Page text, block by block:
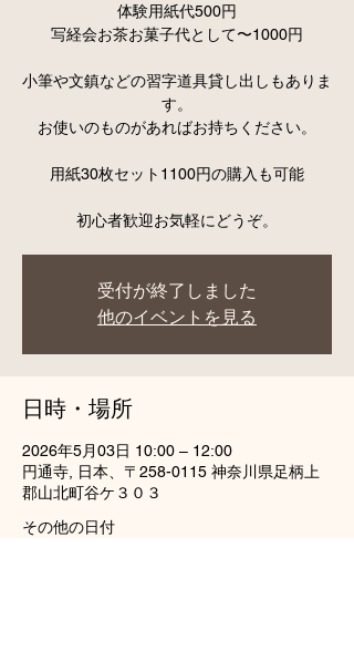
体験用紙代500円
写経会お茶お菓子代として〜1000円
小筆や文鎮などの習字道具貸し出しもありま
す。
お使いのものがあればお持ちください。
用紙30枚セット1100円の購入も可能
初心者歓迎お気軽にどうぞ。
受付が終了しました
他のイベントを見る
日時・場所
2026年5月03日 10:00 – 12:00
円通寺, 日本、〒258-0115 神奈川県足柄上
郡山北町谷ケ３０３
その他の日付